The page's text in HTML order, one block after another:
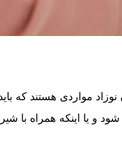
مواردی هستند که باید
یا اینکه همراه با شیر